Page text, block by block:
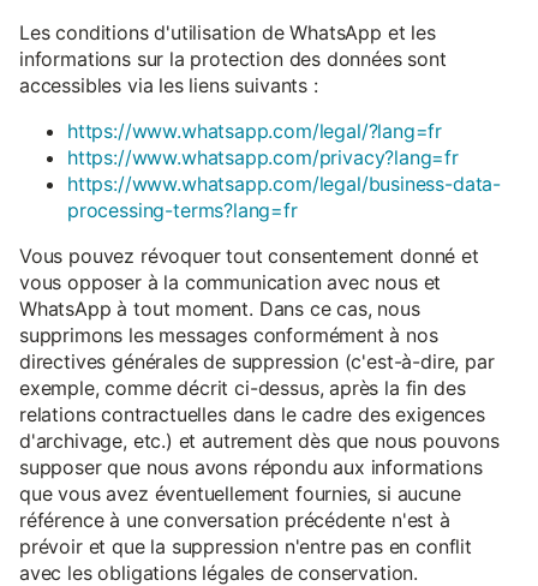
Les conditions d'utilisation de WhatsApp et les
informations sur la protection des données sont
accessibles via les liens suivants :
https://www.whatsapp.com/legal/?lang=fr
https://www.whatsapp.com/privacy?lang=fr
https://www.whatsapp.com/legal/business-data-
processing-terms?lang=fr
Vous pouvez révoquer tout consentement donné et
vous opposer à la communication avec nous et
WhatsApp à tout moment. Dans ce cas, nous
supprimons les messages conformément à nos
directives générales de suppression (c'est-à-dire, par
exemple, comme décrit ci-dessus, après la fin des
relations contractuelles dans le cadre des exigences
d'archivage, etc.) et autrement dès que nous pouvons
supposer que nous avons répondu aux informations
que vous avez éventuellement fournies, si aucune
référence à une conversation précédente n'est à
prévoir et que la suppression n'entre pas en conflit
avec les obligations légales de conservation.